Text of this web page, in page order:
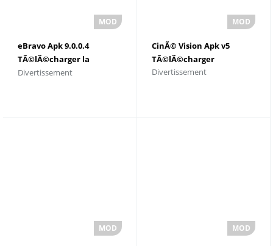
eBravo Apk 9.0.0.4
TÃ©lÃ©charger la
derniÃ¨re version
Divertissement
CinÃ© Vision Apk v5
TÃ©lÃ©charger
Divertissement